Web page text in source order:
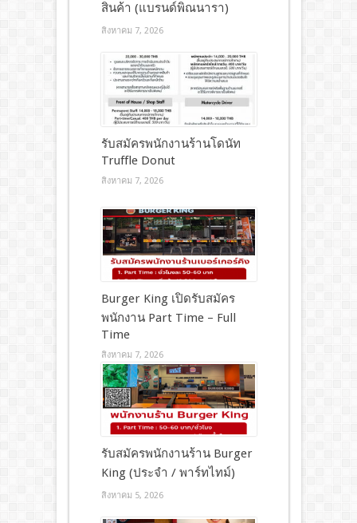
สินค้า (แบรนด์พิณนารา)
สิงหาคม 7, 2026
รับสมัครพนักงานร้านโดนัท
Truffle Donut
สิงหาคม 7, 2026
Burger King เปิดรับสมัคร
พนักงาน Part Time – Full
Time
สิงหาคม 7, 2026
รับสมัครพนักงานร้าน Burger
King (ประจำ / พาร์ทไทม์)
สิงหาคม 5, 2026